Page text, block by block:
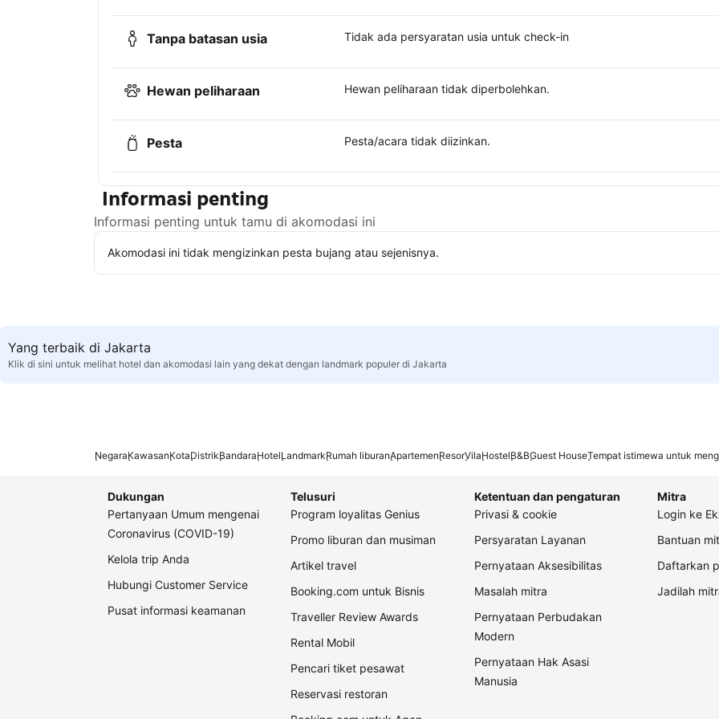
Tanpa batasan usia Tidak ada persyaratan usia untuk check-in
Hewan peliharaan Hewan peliharaan tidak diperbolehkan.
Pesta Pesta/acara tidak diizinkan.
Informasi penting
Informasi penting untuk tamu di akomodasi ini
Akomodasi ini tidak mengizinkan pesta bujang atau sejenisnya.
Yang terbaik di Jakarta
Klik di sini untuk melihat hotel dan akomodasi lain yang dekat dengan landmark populer di Jakarta
NegaraKawasanKotaDistrikBandaraHotelLandmarkRumah liburanApartemenResorVilaHostelB&BGuest HouseTempat istimewa untuk
Dukungan
Pertanyaan Umum mengenai
Coronavirus (COVID-19)
Kelola trip Anda
Hubungi Customer Service
Pusat informasi keamanan
Telusuri
Program loyalitas Genius
Promo liburan dan musiman
Artikel travel
Booking.com untuk Bisnis
Traveller Review Awards
Rental Mobil
Pencari tiket pesawat
Reservasi restoran
Ketentuan dan pengaturan
Privasi & cookie
Persyaratan Layanan
Pernyataan Aksesibilitas
Masalah mitra
Pernyataan Perbudakan
Modern
Pernyataan Hak Asasi
Manusia
Mitra
Login ke
Bantuan
Daftarkan
Jadilah